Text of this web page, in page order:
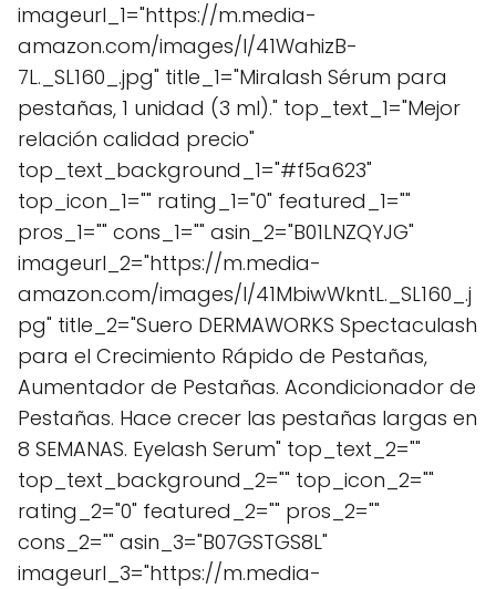
imageurl_1="https://m.media-
amazon.com/images/I/41WahizB-
7L._SL160_.jpg" title_1="Miralash Sérum para
pestañas, 1 unidad (3 ml)." top_text_1="Mejor
relación calidad precio"
top_text_background_1="#f5a623"
top_icon_1="" rating_1="0" featured_1=""
pros_1="" cons_1="" asin_2="B01LNZQYJG"
imageurl_2="https://m.media-
amazon.com/images/I/41MbiwWkntL._SL160_.j
pg" title_2="Suero DERMAWORKS Spectaculash
para el Crecimiento Rápido de Pestañas,
Aumentador de Pestañas. Acondicionador de
Pestañas. Hace crecer las pestañas largas en
8 SEMANAS. Eyelash Serum" top_text_2=""
top_text_background_2="" top_icon_2=""
rating_2="0" featured_2="" pros_2=""
cons_2="" asin_3="B07GSTGS8L"
imageurl_3="https://m.media-